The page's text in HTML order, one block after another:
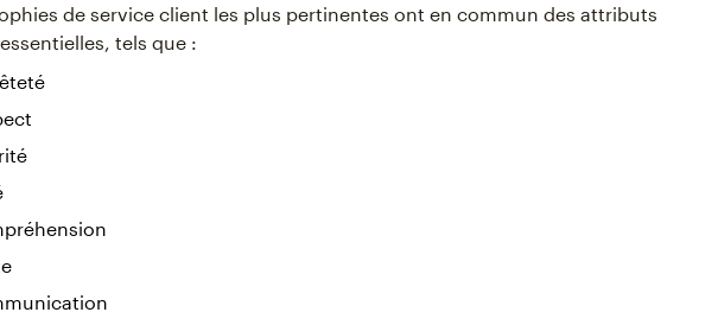
de service client les plus pertinentes ont en commun des attributs
tels que :